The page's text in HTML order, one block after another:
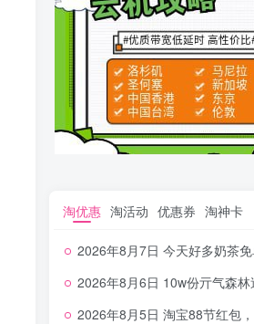
淘优惠 淘活动 优惠券 淘神卡
2026年8月7日 今天好多奶茶免单，5元农行省钱卡，京东抢0.01
2026年8月6日 10w份亓气森林送，小红书12元无门槛，中行电费30-10，
2026年8月5日 淘宝88节红包，麦当劳150万份柠檬水，三万份瑞幸免单